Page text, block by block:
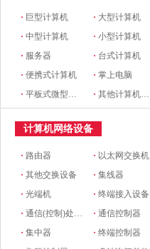
· 巨型计算机 · 大型计算机
·中型计算机 ·小型计算机
· 服务器 · 台式计算机
·便携式计算机 ·掌上电脑
·平板式微型计算机 ·其他计算机设备
计算机网络设备
· 路由器 · 以太网交换机
·其他交换设备 ·集线器
·光端机 ·终端接入设备
·通信(控制)处理机 ·通信控制器
·集中器 ·终端控制器